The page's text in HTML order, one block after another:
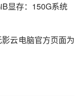
显存：150G系统
云电脑官方页面为